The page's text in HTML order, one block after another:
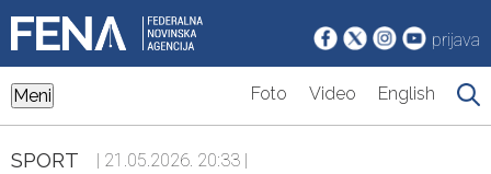
prijava
Meni Foto Video English
SPORT | 21.05.2026. 20:33 |